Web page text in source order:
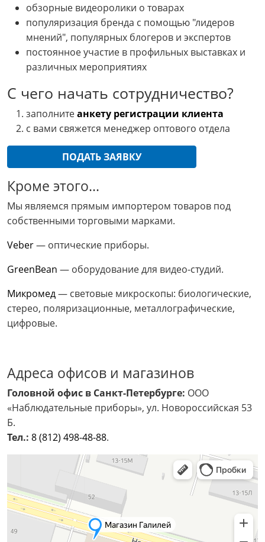
обзорные видеоролики о товарах
популяризация бренда с помощью "лидеров
мнений", популярных блогеров и экспертов
постоянное участие в профильных выставках и
различных мероприятиях
С чего начать сотрудничество?
заполнитеанкету регистрации клиента
с вами свяжется менеджер оптового отдела
Кроме этого...
Мы являемся прямым импортером товаров под
собственными торговыми марками.
Veber— оптические приборы.
GreenBean — оборудование для видео-студий.
Микромед— световые микроскопы: биологические,
стерео, поляризационные, металлографические,
цифровые.
Адреса офисов и магазинов
Головной офис в Санкт-Петербурге: ООО
«Наблюдательные приборы», ул. Новороссийская 53
Б.
Тел.: 8 (812) 498-48-88.